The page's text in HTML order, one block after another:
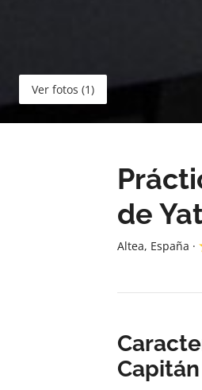
Ver fotos (1)
de
Altea, España ·